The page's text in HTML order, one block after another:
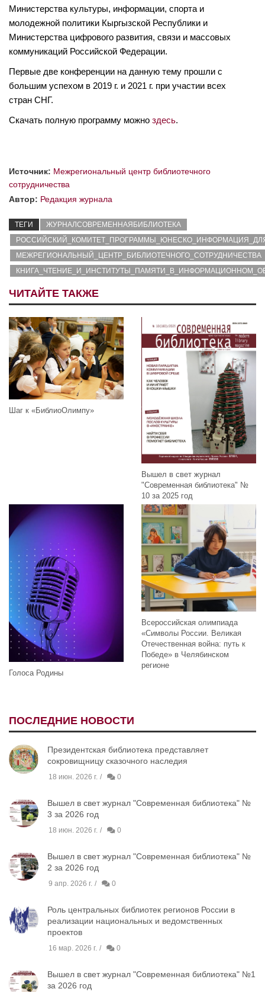
Министерства культуры, информации, спорта и
молодежной политики Кыргызской Республики и
Министерства цифрового развития, связи и массовых
коммуникаций Российской Федерации.
Первые две конференции на данную тему прошли с
большим успехом в 2019 г. и 2021 г. при участии всех
стран СНГ.
Скачать полную программу можно здесь.
Источник: Межрегиональный центр библиотечного
сотрудничества
Автор: Редакция журнала
ТЕГИ
ЖУРНАЛСОВРЕМЕННАЯБИБЛИОТЕКА
МЕЖРЕГИОНАЛЬНЫЙ_ЦЕНТР_БИБЛИОТЕЧНОГО_СОТРУДНИЧЕСТВА
ЧИТАЙТЕ ТАКЖЕ
Шаг к «БиблиоОлимпу»
Вышел в свет журнал
"Современная библиотека" №
10 за 2025 год
Голоса Родины
Всероссийская олимпиада
«Символы России. Великая
Отечественная война: путь к
Победе» в Челябинском
регионе
ПОСЛЕДНИЕ НОВОСТИ
Президентская библиотека представляет
сокровищницу сказочного наследия
18 июн. 2026 г. 0
Вышел в свет журнал "Современная библиотека" №
3 за 2026 год
18 июн. 2026 г. 0
Вышел в свет журнал "Современная библиотека" №
2 за 2026 год
9 апр. 2026 г. 0
Роль центральных библиотек регионов России в
реализации национальных и ведомственных
проектов
16 мар. 2026 г. 0
Вышел в свет журнал "Современная библиотека" №1
за 2026 год